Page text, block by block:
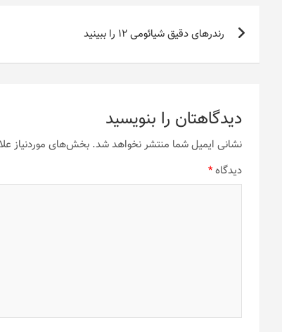
راهبری
نوشتهرندرهای دقیق شیائومی 12 را ببینید
دیدگاهتان را بنویسید
نشانی ایمیل شما منتشر نخواهد شد. بخش‌های موردنیاز
دیدگاه*